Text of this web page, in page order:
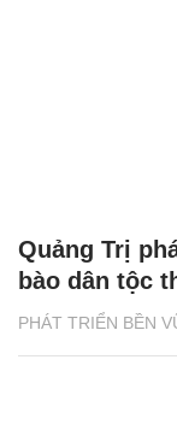
PHÁT TRIỂN BỀN
Quảng Trị
bào dân tộc